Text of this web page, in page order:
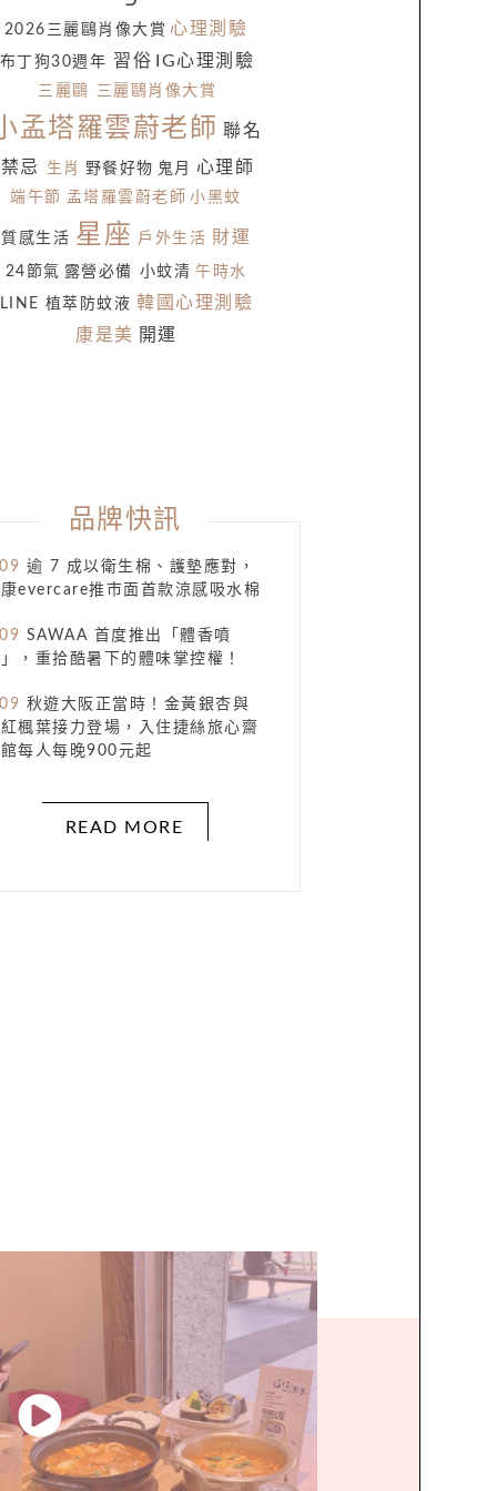
2026三麗鷗肖像大賞 心理測驗
布丁狗30週年 習俗 IG心理測驗
三麗鷗 三麗鷗肖像大賞
孟塔羅雲蔚老師 聯名
禁忌 生肖 野餐好物 鬼月 心理師
端午節 孟塔羅雲蔚老師 小黑蚊
質感生活 星座 戶外生活 財運
24節氣 露營必備 小蚊清 午時水
LINE 植萃防蚊液 韓國心理測驗
康是美 開運
品牌快訊
逾 7 成以衛生棉、護墊應對，
evercare推市面首款涼感吸水棉
SAWAA 首度推出「體香噴
，重拾酷暑下的體味掌控權！
秋遊大阪正當時！金黃銀杏與
楓葉接力登場，入住捷絲旅心齋
每人每晚900元起
READ MORE